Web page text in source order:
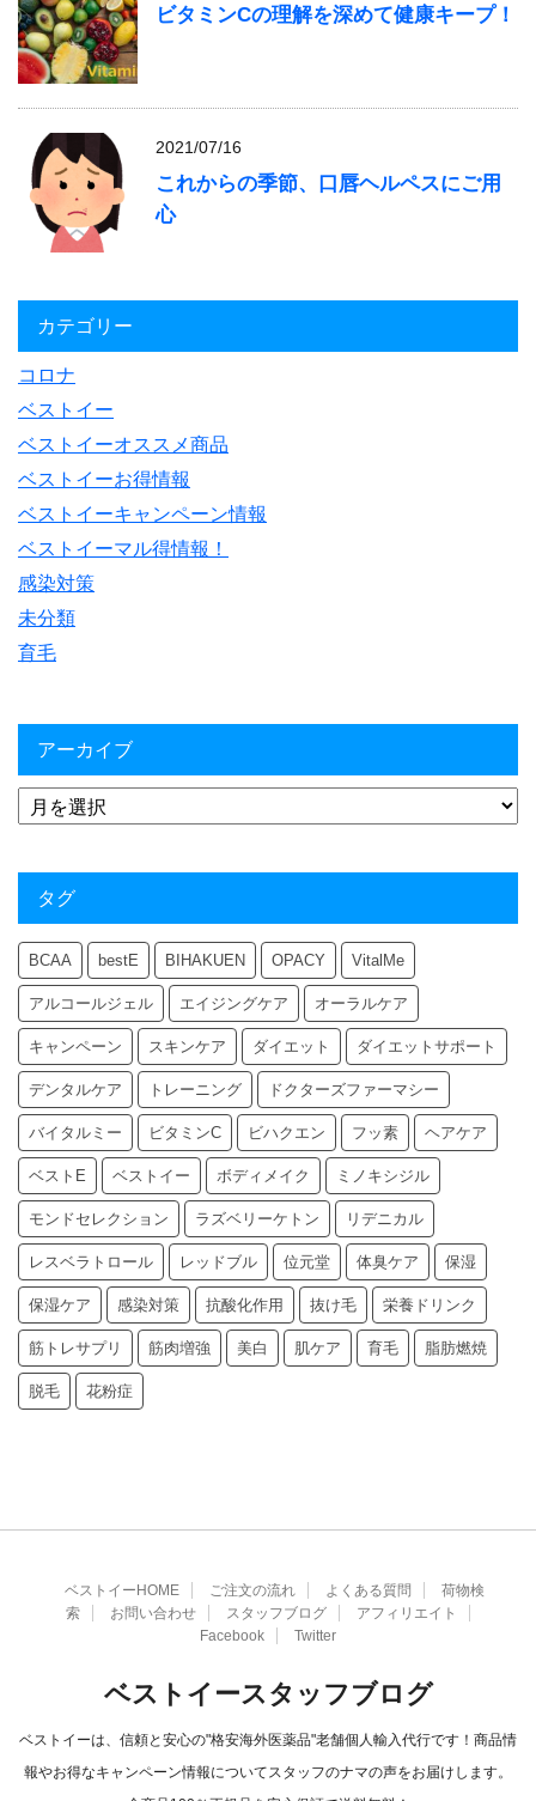
ビタミンCの理解を深めて健康キープ！
2021/07/16
これからの季節、口唇ヘルペスにご用
心
カテゴリー
コロナ
ベストイー
ベストイーオススメ商品
ベストイーお得情報
ベストイーキャンペーン情報
ベストイーマル得情報！
感染対策
未分類
育毛
アーカイブ
タグ
BCAA bestE BIHAKUEN OPACY VitalMe
アルコールジェル エイジングケア オーラルケア
キャンペーン スキンケア ダイエット ダイエットサポート
デンタルケア トレーニング ドクターズファーマシー
バイタルミー ビタミンC ビハクエン フッ素 ヘアケア
ベストE ベストイー ボディメイク ミノキシジル
モンドセレクション ラズベリーケトン リデニカル
レスベラトロール レッドブル 位元堂 体臭ケア 保湿
保湿ケア 感染対策 抗酸化作用 抜け毛 栄養ドリンク
筋トレサプリ 筋肉増強 美白 肌ケア 育毛 脂肪燃焼
脱毛 花粉症
ベストイーHOME ご注文の流れ よくある質問
荷物検
索
お問い合わせ スタッフブログ
アフィリエイト
Facebook
Twitter
ベストイースタッフブログ
ベストイーは、信頼と安心の"格安海外医薬品"老舗個人輸入代行です！商品情
報やお得なキャンペーン情報についてスタッフのナマの声をお届けします。